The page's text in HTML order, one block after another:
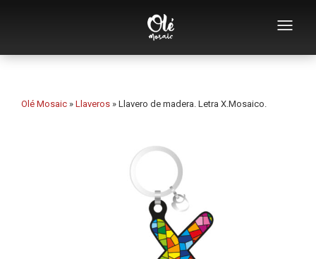
Empresa
Abridores
Olé Mosaic » Llaveros » Llavero de madera. Letra X.Mosaico.